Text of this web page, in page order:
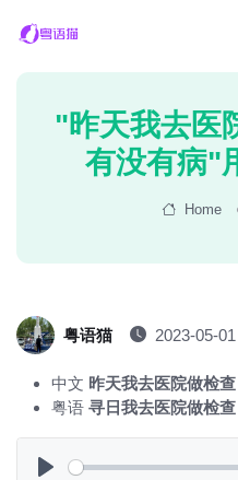
"昨天我去医
有没有病"
Home
粤语猫 2023-05-01
中文 昨天我去医院做检
粤语 寻日我去医院做检查